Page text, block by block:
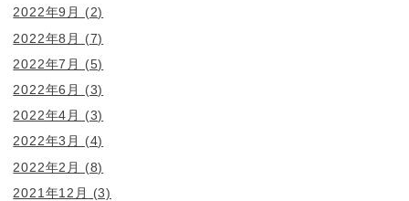
2022年9月
(2)
2022年8月
(7)
2022年7月
(5)
2022年6月
(3)
2022年4月
(3)
2022年3月
(4)
2022年2月
(8)
2021年12月
(3)